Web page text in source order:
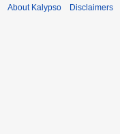
About Kalypso Disclaimers